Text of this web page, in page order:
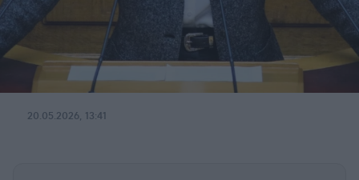
20.05.2026, 13:41